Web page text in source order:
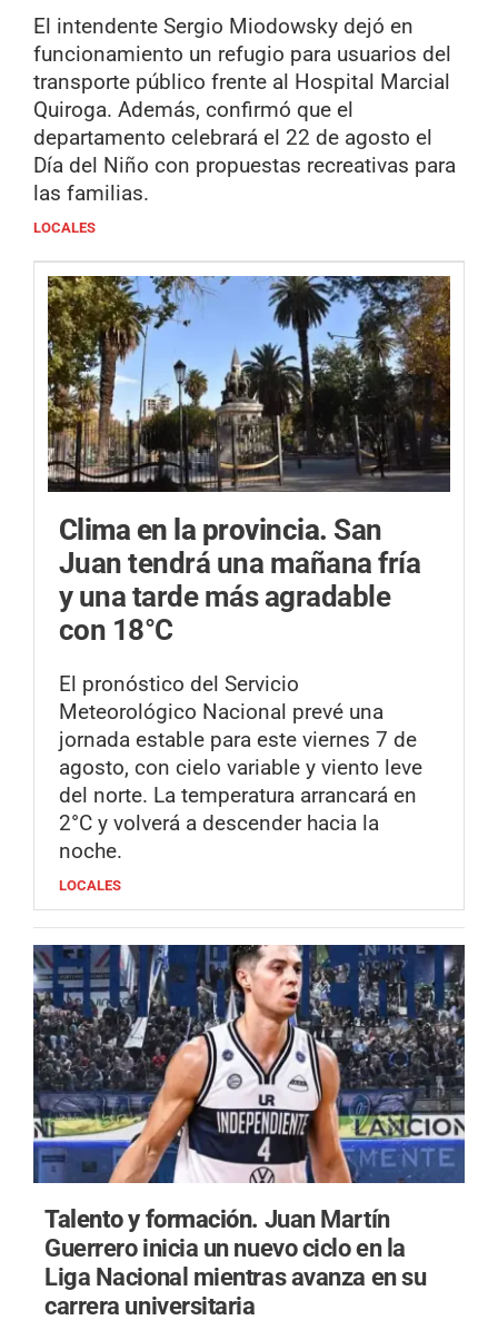
El intendente Sergio Miodowsky dejó en
funcionamiento un refugio para usuarios del
transporte público frente al Hospital Marcial
Quiroga. Además, confirmó que el
departamento celebrará el 22 de agosto el
Día del Niño con propuestas recreativas para
las familias.
LOCALES
Clima en la provincia. San
Juan tendrá una mañana fría
y una tarde más agradable
con 18°C
El pronóstico del Servicio
Meteorológico Nacional prevé una
jornada estable para este viernes 7 de
agosto, con cielo variable y viento leve
del norte. La temperatura arrancará en
2°C y volverá a descender hacia la
noche.
LOCALES
Talento y formación. Juan Martín
Guerrero inicia un nuevo ciclo en la
Liga Nacional mientras avanza en su
carrera universitaria